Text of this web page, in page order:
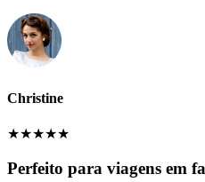
Christine
★★★★★
Perfeito para viagens em